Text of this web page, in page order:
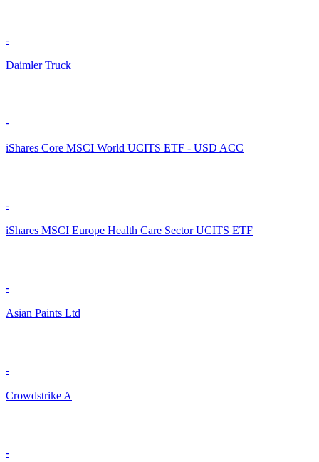
-
Daimler Truck
-
iShares Core MSCI World UCITS ETF - USD ACC
-
iShares MSCI Europe Health Care Sector UCITS ETF
-
Asian Paints Ltd
-
Crowdstrike A
-